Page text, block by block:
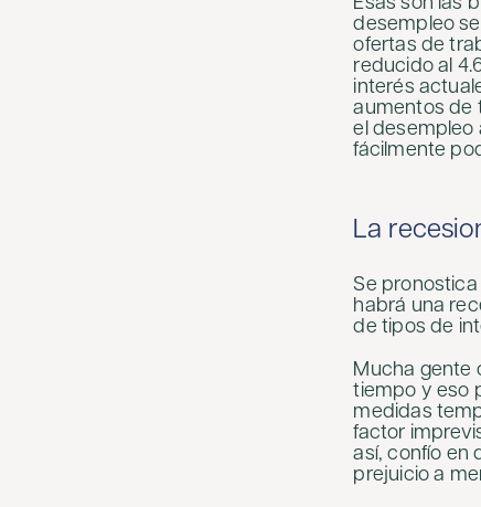
desempleo
ofertas de
reducido al
interés
aumentos de
el desempleo
fácilmente
La
Se pronostica
habrá una
de tipos de
Mucha gente
tiempo y eso
medidas
factor
así, confío en
prejuicio a